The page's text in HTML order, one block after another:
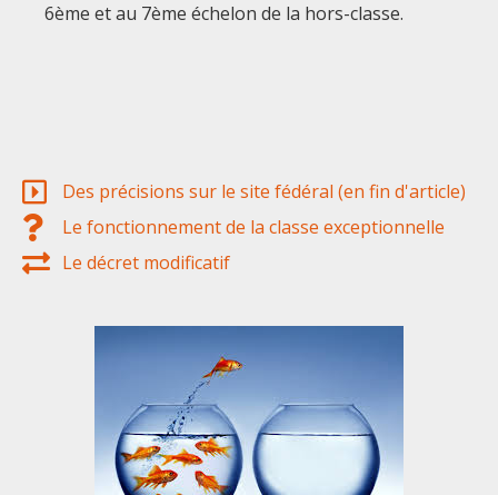
6ème et au 7ème échelon de la hors-classe.
Des précisions sur le site fédéral (en fin d'article)
Le fonctionnement de la classe exceptionnelle
Le décret modificatif